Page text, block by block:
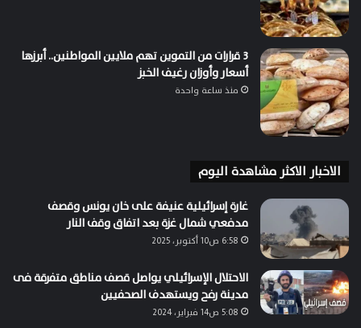
3 قرارات من التموين تهم ملايين المواطنين.. أبرزها
أسعار وأوزان رغيف الخبز
منذ ساعة واحدة
الاخبار الاكثر مشاهدة اليوم
غارة إسرائيلية عنيفة على خان يونس وقصف
مدفعي شمال غزة بعد اتفاق وقف النار
6:58 ص10 أكتوبر، 2025
الاحتلال الإسرائيلي يواصل قصف مناطق متفرقة فى
مدينة رفح ويستهدف الصحفيين
5:08 ص14 فبراير، 2024